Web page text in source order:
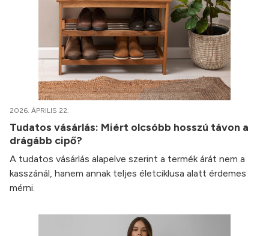
2026. ÁPRILIS 22.
Tudatos vásárlás: Miért olcsóbb hosszú távon a
drágább cipő?
A tudatos vásárlás alapelve szerint a termék árát nem a
kasszánál, hanem annak teljes életciklusa alatt érdemes
mérni.